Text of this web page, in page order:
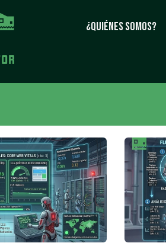
¿Quiénes Somos?